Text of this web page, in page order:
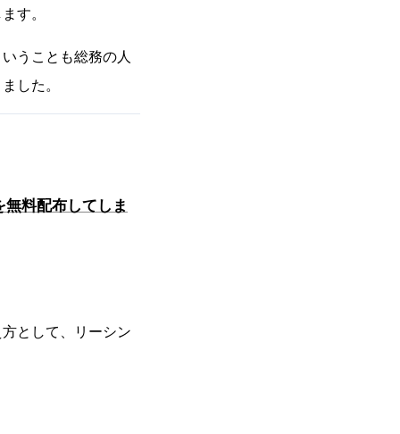
す。
うことも総務の人
した。
料配布してしま
として、リーシン